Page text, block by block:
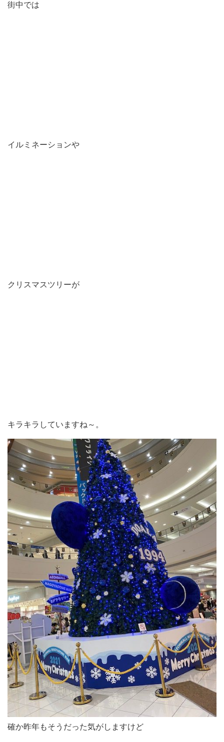
街中では
イルミネーションや
クリスマスツリーが
キラキラしていますね～。
確か昨年もそうだった気がしますけど